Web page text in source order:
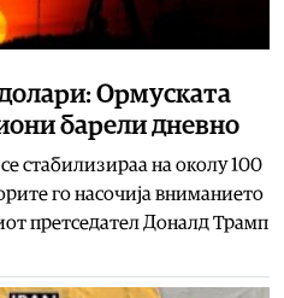
Ормуската
барели дневно
стабилизираа на околу 100
го насочија вниманието
претседател Доналд Трамп